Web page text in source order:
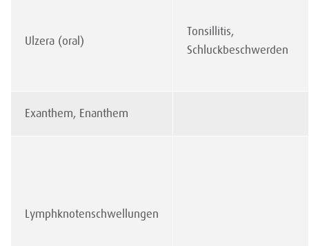
Ulzera (oral)
Tonsillitis,
Schluckbeschwerden
Exanthem, Enanthem
Lymphknotenschwellungen